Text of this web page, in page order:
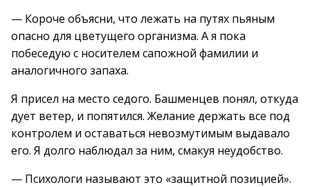
— Короче объясни, что лежать на путях пьяным
опасно для цветущего организма. А я пока
побеседую с носителем сапожной фамилии и
аналогичного запаха.
Я присел на место седого. Башменцев понял, откуда
дует ветер, и попятился. Желание держать все под
контролем и оставаться невозмутимым выдавало
его. Я долго наблюдал за ним, смакуя неудобство.
— Психологи называют это «защитной позицией».